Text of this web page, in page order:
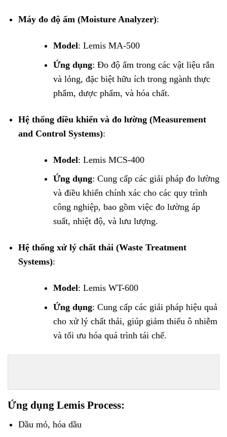
Máy đo độ ẩm (Moisture Analyzer):
Model: Lemis MA-500
Ứng dụng: Đo độ ẩm trong các vật liệu rắn
và lỏng, đặc biệt hữu ích trong ngành thực
phẩm, dược phẩm, và hóa chất.
Hệ thống điều khiển và đo lường (Measurement
and Control Systems):
Model: Lemis MCS-400
Ứng dụng: Cung cấp các giải pháp đo lường
và điều khiển chính xác cho các quy trình
công nghiệp, bao gồm việc đo lường áp
suất, nhiệt độ, và lưu lượng.
Hệ thống xử lý chất thải (Waste Treatment
Systems):
Model: Lemis WT-600
Ứng dụng: Cung cấp các giải pháp hiệu quả
cho xử lý chất thải, giúp giảm thiểu ô nhiễm
và tối ưu hóa quá trình tái chế.
Ứng dụng Lemis Process:
Dầu mỏ, hóa dầu